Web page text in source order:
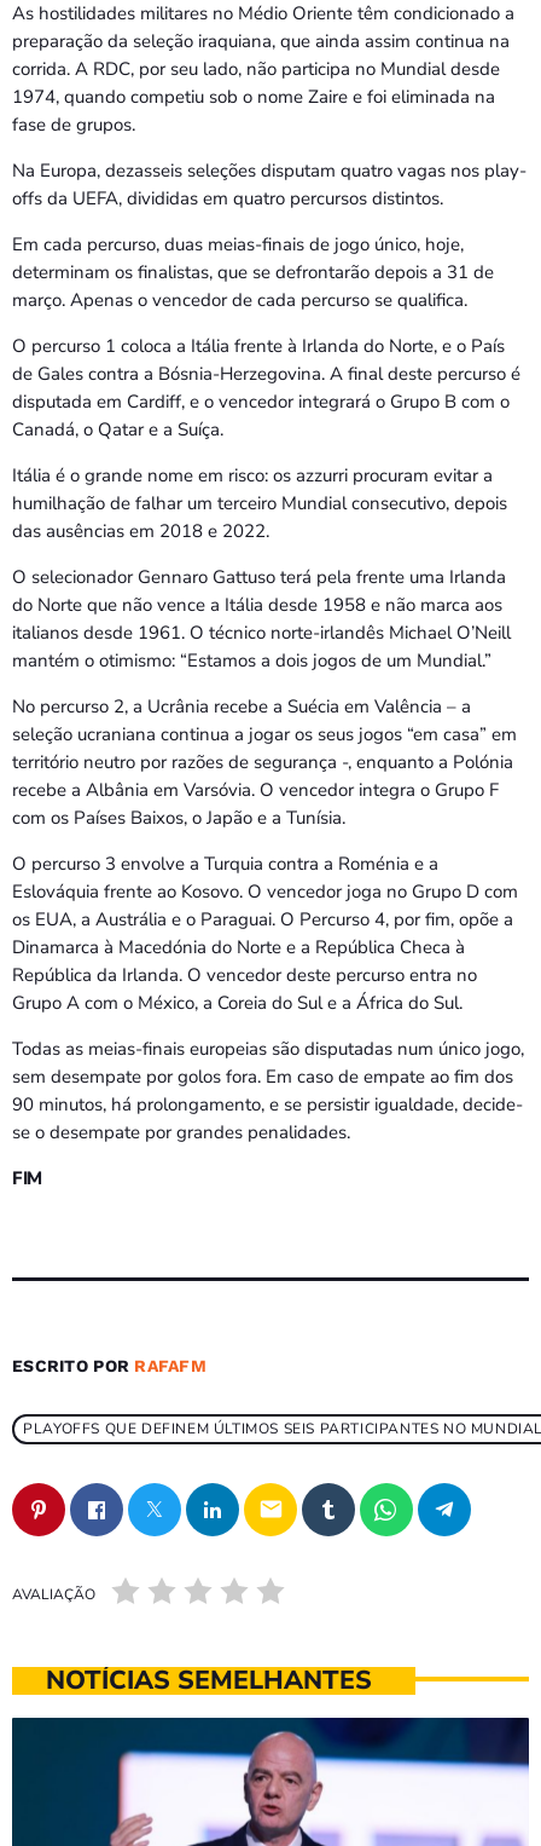
As hostilidades militares no Médio Oriente têm condicionado a
preparação da seleção iraquiana, que ainda assim continua na
corrida. A RDC, por seu lado, não participa no Mundial desde
1974, quando competiu sob o nome Zaire e foi eliminada na
fase de grupos.
Na Europa, dezasseis seleções disputam quatro vagas nos play-
offs da UEFA, divididas em quatro percursos distintos.
Em cada percurso, duas meias-finais de jogo único, hoje,
determinam os finalistas, que se defrontarão depois a 31 de
março. Apenas o vencedor de cada percurso se qualifica.
O percurso 1 coloca a Itália frente à Irlanda do Norte, e o País
de Gales contra a Bósnia-Herzegovina. A final deste percurso é
disputada em Cardiff, e o vencedor integrará o Grupo B com o
Canadá, o Qatar e a Suíça.
Itália é o grande nome em risco: os azzurri procuram evitar a
humilhação de falhar um terceiro Mundial consecutivo, depois
das ausências em 2018 e 2022.
O selecionador Gennaro Gattuso terá pela frente uma Irlanda
do Norte que não vence a Itália desde 1958 e não marca aos
italianos desde 1961. O técnico norte-irlandês Michael O’Neill
mantém o otimismo: “Estamos a dois jogos de um Mundial.”
No percurso 2, a Ucrânia recebe a Suécia em Valência – a
seleção ucraniana continua a jogar os seus jogos “em casa” em
território neutro por razões de segurança -, enquanto a Polónia
recebe a Albânia em Varsóvia. O vencedor integra o Grupo F
com os Países Baixos, o Japão e a Tunísia.
O percurso 3 envolve a Turquia contra a Roménia e a
Eslováquia frente ao Kosovo. O vencedor joga no Grupo D com
os EUA, a Austrália e o Paraguai. O Percurso 4, por fim, opõe a
Dinamarca à Macedónia do Norte e a República Checa à
República da Irlanda. O vencedor deste percurso entra no
Grupo A com o México, a Coreia do Sul e a África do Sul.
Todas as meias-finais europeias são disputadas num único jogo,
sem desempate por golos fora. Em caso de empate ao fim dos
90 minutos, há prolongamento, e se persistir igualdade, decide-
se o desempate por grandes penalidades.
FIM
ESCRITO POR RAFAFM
PLAYOFFS QUE DEFINEM ÚLTIMOS SEIS PARTICIPANTES NO
email
AVALIAÇÃO
NOTÍCIAS SEMELHANTES